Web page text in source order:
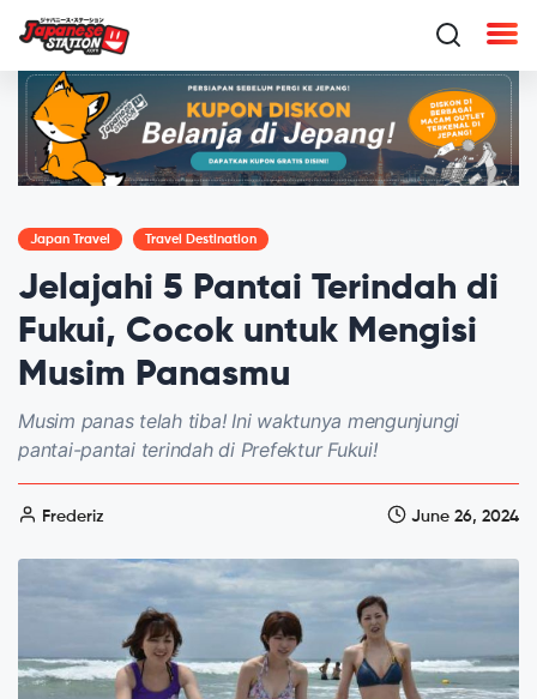
Japan Travel Travel Destination
Jelajahi 5 Pantai Terindah di
Fukui, Cocok untuk Mengisi
Musim Panasmu
Musim panas telah tiba! Ini waktunya mengunjungi
pantai-pantai terindah di Prefektur Fukui!
Frederiz June 26, 2024